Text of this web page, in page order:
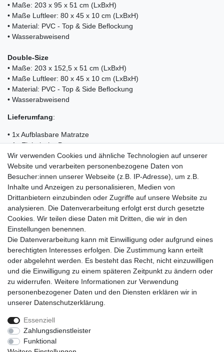
• Maße: 203 x 95 x 51 cm (LxBxH)
• Maße Luftleer: 80 x 45 x 10 cm (LxBxH)
• Material: PVC - Top & Side Beflockung
• Wasserabweisend
Double-Size
• Maße: 203 x 152,5 x 51 cm (LxBxH)
• Maße Luftleer: 80 x 45 x 10 cm (LxBxH)
• Material: PVC - Top & Side Beflockung
• Wasserabweisend
Lieferumfang:
• 1x Aufblasbare Matratze
• 1x Elektrische Pumpe
• 1x Tragetasche
• 1x Reparatur-Kit
• 1x Bedienungsanleitung
Einkaufen
Zahlungsarten
Versandarten & -kosten
Warenkorb
Mein Konto
Anmelden
Registrieren
Unternehmen
Kontakt
Wir verwenden Cookies und ähnliche Technologien auf unserer
Website und verarbeiten personenbezogene Daten von
Besucher:innen unserer Webseite (z.B. IP-Adresse), um z.B.
Inhalte und Anzeigen zu personalisieren, Medien von
Drittanbietern einzubinden oder Zugriffe auf unsere Website zu
analysieren. Die Datenverarbeitung erfolgt erst durch gesetzte
Cookies. Wir teilen diese Daten mit Dritten, die wir in den
Einstellungen benennen.
Die Datenverarbeitung kann mit Einwilligung oder aufgrund eines
berechtigten Interesses erfolgen. Die Zustimmung kann erteilt
oder abgelehnt werden. Es besteht das Recht, nicht einzuwilligen
und die Einwilligung zu einem späteren Zeitpunkt zu ändern oder
zu widerrufen. Weitere Informationen zur Verwendung
personenbezogener Daten und den Diensten erklären wir in
unserer Daten­schutz­erklärung
Essenziell
Zahlungsdienstleister
Funktional